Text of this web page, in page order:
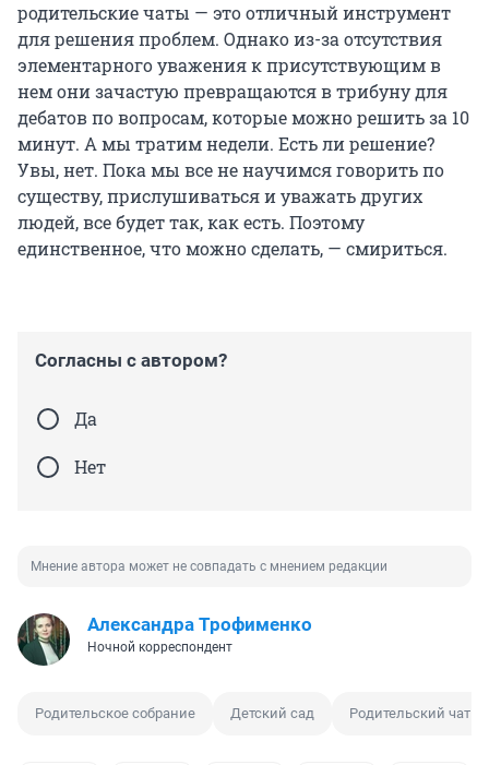
родительские чаты — это отличный инструмент
для решения проблем. Однако из-за отсутствия
элементарного уважения к присутствующим в
нем они зачастую превращаются в трибуну для
дебатов по вопросам, которые можно решить за 10
минут. А мы тратим недели. Есть ли решение?
Увы, нет. Пока мы все не научимся говорить по
существу, прислушиваться и уважать других
людей, все будет так, как есть. Поэтому
единственное, что можно сделать, — смириться.
Согласны с автором?
Да
Нет
Мнение автора может не совпадать с мнением редакции
Александра Трофименко
Ночной корреспондент
Родительское собрание Детский сад Родительский чат